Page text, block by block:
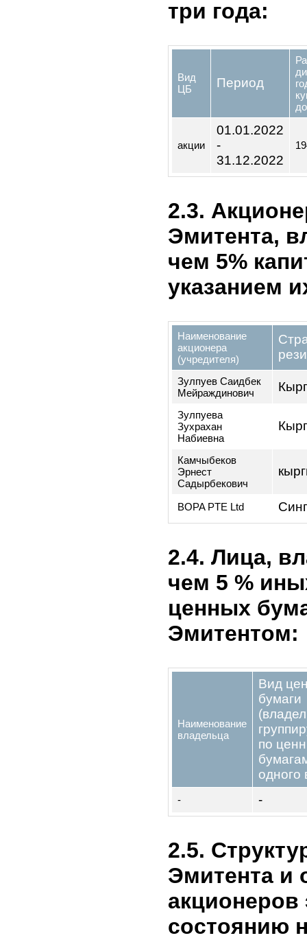
Устав
13.12.2022
доходах
(каждого
три года:
Вид
ЦБ
акции
01.01.2022
31.12.2022
2.3.
Эмитента,
указанием
Наименование
(учредителя)
Мейраждинович
Набиевна
Камчыбеков
Садырбекович
2.4. Лица,
чем 5 %
ценных